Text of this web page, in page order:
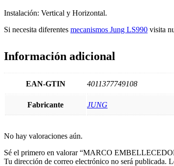
Instalación: Vertical y Horizontal.
Si necesita diferentes mecanismos Jung LS990 visita
Información adicional
EAN-GTIN 4011377749108
Fabricante JUNG
No hay valoraciones aún.
Sé el primero en valorar “MARCO
Tu dirección de correo electrónico no será publicada.